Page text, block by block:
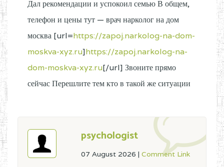
Дал рекомендации и успокоил семью В общем,
телефон и цены тут — врач нарколог на дом
москва [url=https://zapoj.narkolog-na-dom-
moskva-xyz.ru]https://zapoj.narkolog-na-
dom-moskva-xyz.ru[/url] Звоните прямо
сейчас Перешлите тем кто в такой же ситуации
psychologist
07 August 2026 | Comment Link